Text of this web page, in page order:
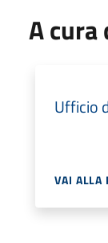
A cura
Ufficio
VAI ALLA